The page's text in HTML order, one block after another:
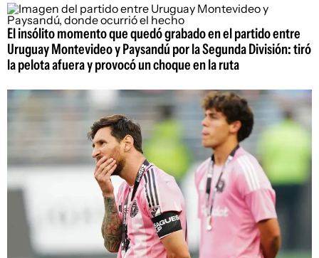
El insólito momento que quedó grabado en el partido entre
Uruguay Montevideo y Paysandú por la Segunda División: tiró
la pelota afuera y provocó un choque en la ruta